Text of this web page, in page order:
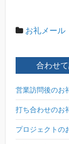
お礼メール
合わせ
営業訪問後のお
打ち合わせのお
プロジェクトの